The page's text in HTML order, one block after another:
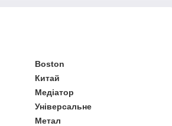
Boston
Китай
Медіатор
Універсальне
Метал